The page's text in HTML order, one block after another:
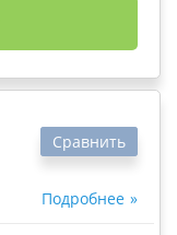
Подробнее
Сравнить